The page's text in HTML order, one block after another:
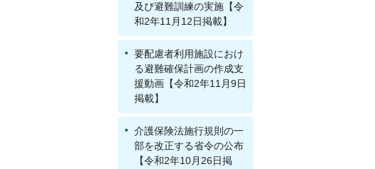
及び避難訓練の実施【令
和2年11月12日掲載】
要配慮者利用施設におけ
る避難確保計画の作成支
援動画【令和2年11月9日
掲載】
介護保険法施行規則の一
部を改正する省令の公布
【令和2年10月26日掲